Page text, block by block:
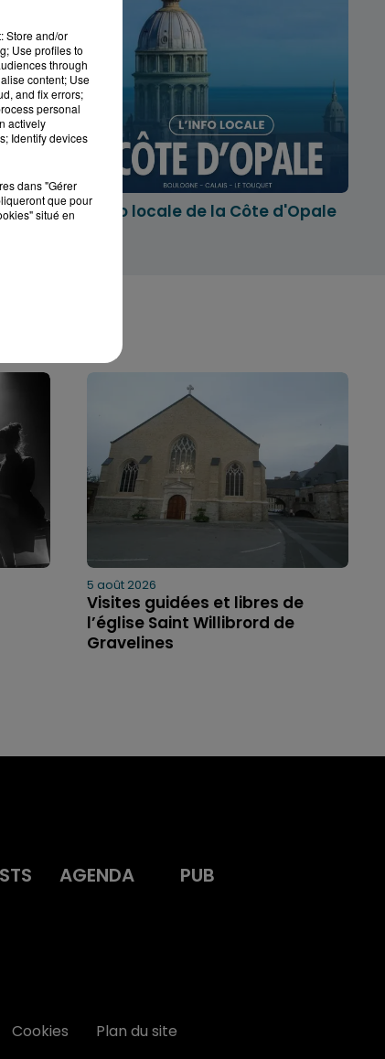
L'info locale de la Côte d'Opale
5 août 2026
Visites guidées et libres de
l’église Saint Willibrord de
Gravelines
AGENDA PUB
Cookies Plan du site
Store and/or
Use profiles to
through
content; Use
and fix errors;
personal
actively
Identify devices
dans "Gérer
que pour
situé en